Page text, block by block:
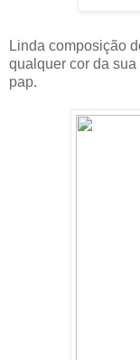
Linda composição
qualquer cor da
pap.